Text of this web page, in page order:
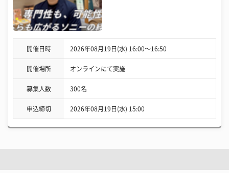
開催日時 2026年08月19日(水) 16:00〜16:50
開催場所 オンラインにて実施
募集人数 300名
申込締切 2026年08月19日(水) 15:00